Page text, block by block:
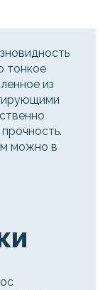
тонкое
из
можно в